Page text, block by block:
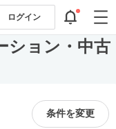
ログイン
ション・中古
条件を変更